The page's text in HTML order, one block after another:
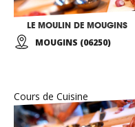
LE MOULIN DE MOUGINS
MOUGINS (06250)
Cours de Cuisine